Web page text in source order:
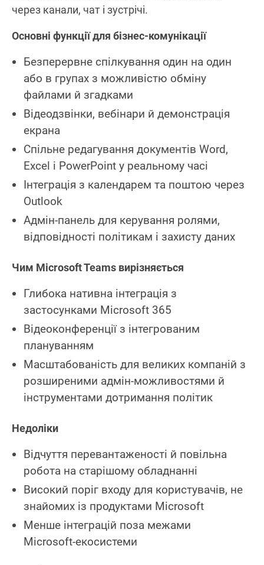
через канали, чат і зустрічі.
Основні функції для бізнес‑комунікації
Безперервне спілкування один на один
або в групах з можливістю обміну
файлами й згадками
Відеодзвінки, вебінари й демонстрація
екрана
Спільне редагування документів Word,
Excel і PowerPoint у реальному часі
Інтеграція з календарем та поштою через
Outlook
Адмін‑панель для керування ролями,
відповідності політикам і захисту даних
Чим Microsoft Teams вирізняється
Глибока нативна інтеграція з
застосунками Microsoft 365
Відеоконференції з інтегрованим
плануванням
Масштабованість для великих компаній з
розширеними адмін‑можливостями й
інструментами дотримання політик
Недоліки
Відчуття перевантаженості й повільна
робота на старішому обладнанні
Високий поріг входу для користувачів, не
знайомих із продуктами Microsoft
Менше інтеграцій поза межами
Microsoft‑екосистеми